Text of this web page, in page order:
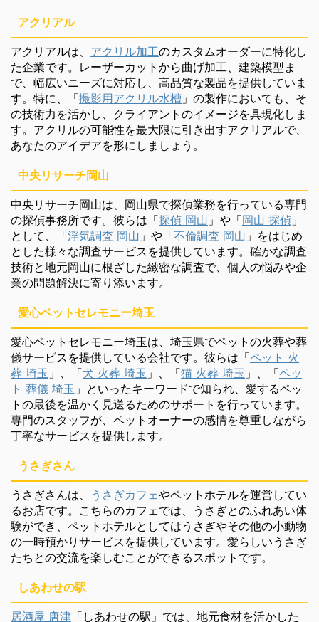
アクリアル
アクリアルは、 アクリル加工のカスタムオーダーに特化し
た企業です。レーザーカットから曲げ加工、建築模型ま
で、幅広いニーズに対応し、高品質な製品を提供していま
す。特に、「撮影用アクリル水槽 」の製作においても、そ
の技術力を活かし、クライアントのイメージを具現化しま
す。アクリルの可能性を最大限に引き出すアクリアルで、
あなたのアイデアを形にしましょう。
中央リサーチ岡山
中央リサーチ岡山は、岡山県で探偵業務を行っている専門
の探偵事務所です。彼らは「探偵 岡山 」や「岡山 探偵 」
として、「浮気調査 岡山 」や「不倫調査 岡山 」をはじめ
とした様々な調査サービスを提供しています。確かな調査
技術と地元岡山に根ざした緻密な調査で、個人の悩みや企
業の問題解決に寄り添います。
愛心ペットセレモニー埼玉
愛心ペットセレモニー埼玉は、埼玉県でペットの火葬や葬
儀サービスを提供している会社です。彼らは「ペット 火
葬 埼玉 」、「犬 火葬 埼玉 」、「猫 火葬 埼玉 」、「ペッ
ト 葬儀 埼玉 」といったキーワードで知られ、愛するペッ
トの最後を温かく見送るためのサポートを行っています。
専門のスタッフが、ペットオーナーの感情を尊重しながら
丁寧なサービスを提供します。
うさぎさん
うさぎさんは、 うさぎカフェやペットホテルを運営してい
るお店です。こちらのカフェでは、うさぎとのふれあい体
験ができ、ペットホテルとしてはうさぎやその他の小動物
の一時預かりサービスを提供しています。愛らしいうさぎ
たちとの交流を楽しむことができるスポットです。
しあわせの駅
居酒屋 唐津 「しあわせの駅」では、地元食材を活かした